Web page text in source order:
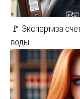
🚩 Экспертиза
воды